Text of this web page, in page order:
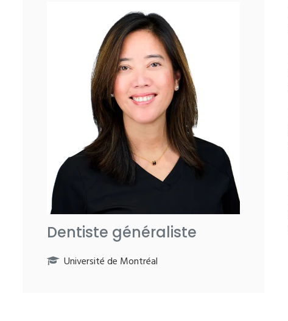
Dentiste généraliste
Université de Montréal